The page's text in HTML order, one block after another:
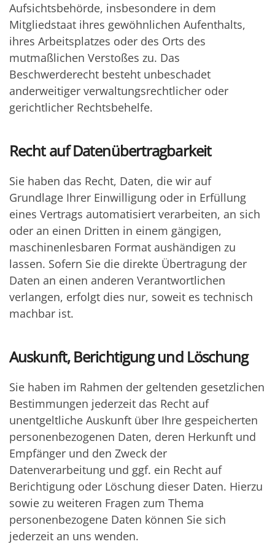
Aufsichtsbehörde, insbesondere in dem
Mitgliedstaat ihres gewöhnlichen Aufenthalts,
ihres Arbeitsplatzes oder des Orts des
mutmaßlichen Verstoßes zu. Das
Beschwerderecht besteht unbeschadet
anderweitiger verwaltungsrechtlicher oder
gerichtlicher Rechtsbehelfe.
Recht auf Daten­übertrag­barkeit
Sie haben das Recht, Daten, die wir auf
Grundlage Ihrer Einwilligung oder in Erfüllung
eines Vertrags automatisiert verarbeiten, an sich
oder an einen Dritten in einem gängigen,
maschinenlesbaren Format aushändigen zu
lassen. Sofern Sie die direkte Übertragung der
Daten an einen anderen Verantwortlichen
verlangen, erfolgt dies nur, soweit es technisch
machbar ist.
Auskunft, Berichtigung und Löschung
Sie haben im Rahmen der geltenden gesetzlichen
Bestimmungen jederzeit das Recht auf
unentgeltliche Auskunft über Ihre gespeicherten
personenbezogenen Daten, deren Herkunft und
Empfänger und den Zweck der
Datenverarbeitung und ggf. ein Recht auf
Berichtigung oder Löschung dieser Daten. Hierzu
sowie zu weiteren Fragen zum Thema
personenbezogene Daten können Sie sich
jederzeit an uns wenden.